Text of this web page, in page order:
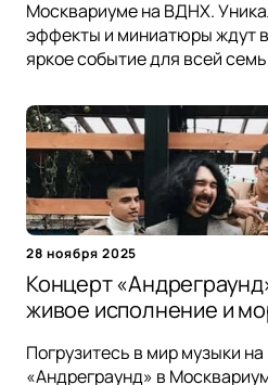
Москвариуме на ВДНХ.
эффекты и миниатюры ждут
яркое событие для всей
28 ноября 2025
Концерт
живое исполнение и
Погрузитесь в мир музыки
«Андреграунд» в